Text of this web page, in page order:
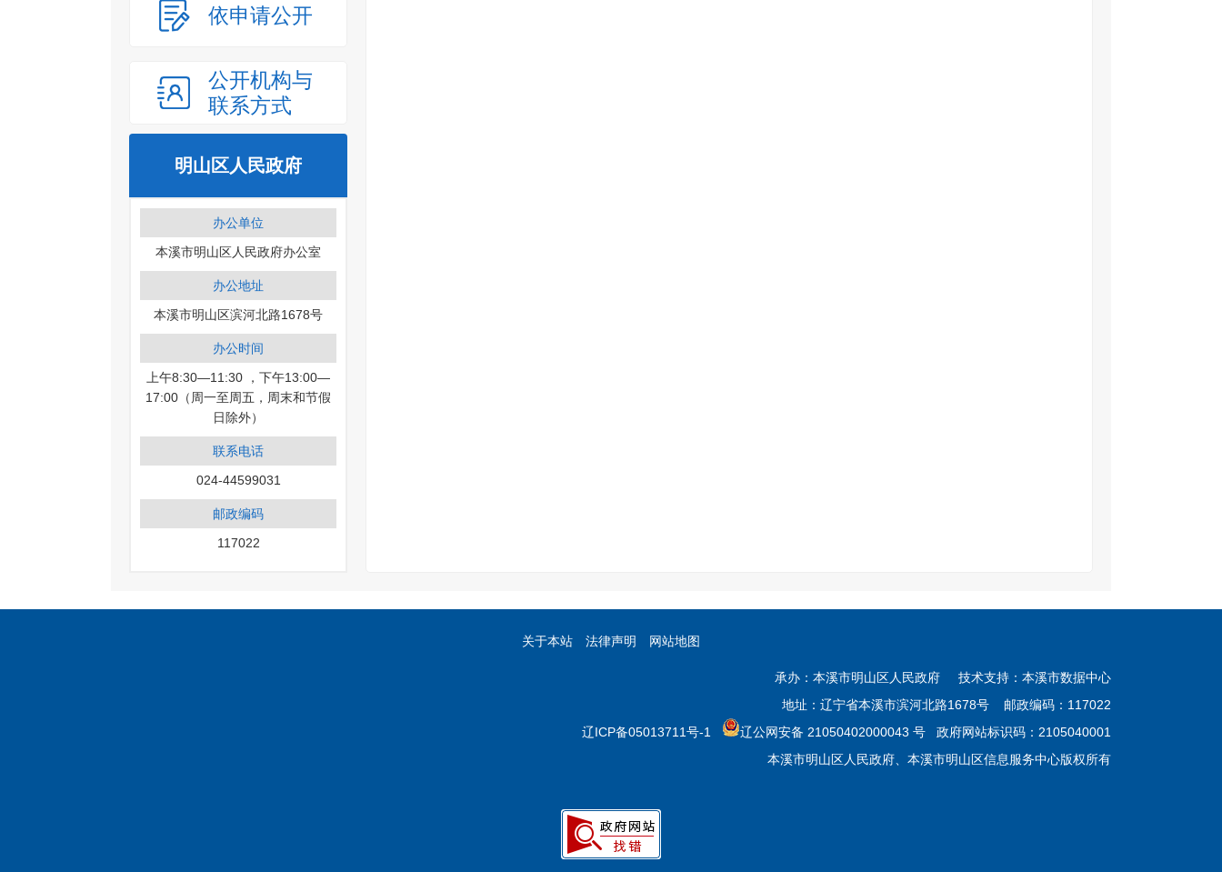
依申请公开
公开机构与
联系方式
明山区人民政府
办公单位
本溪市明山区人民政府办公室
办公地址
本溪市明山区滨河北路1678号
办公时间
上午8:30—11:30 ，下午13:00—
17:00（周一至周五，周末和节假
日除外）
联系电话
024-44599031
邮政编码
117022
关于本站 法律声明 网站地图
承办：本溪市明山区人民政府 技术支持：本溪市数据中心
地址：辽宁省本溪市滨河北路1678号 邮政编码：117022
辽ICP备05013711号-1
辽公网安备 21050402000043 号 政府网站标识码：2105040001
本溪市明山区人民政府、本溪市明山区信息服务中心版权所有